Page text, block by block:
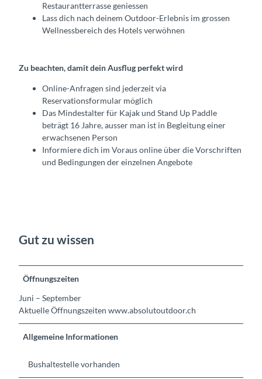
Restaurantterrasse geniessen
Lass dich nach deinem Outdoor-Erlebnis im grossen
Wellnessbereich des Hotels verwöhnen
Zu beachten, damit dein Ausflug perfekt wird
Online-Anfragen sind jederzeit via
Reservationsformular möglich
Das Mindestalter für Kajak und Stand Up Paddle
beträgt 16 Jahre, ausser man ist in Begleitung einer
erwachsenen Person
Informiere dich im Voraus online über die Vorschriften
und Bedingungen der einzelnen Angebote
Gut zu wissen
Öffnungszeiten
Juni – September
Aktuelle Öffnungszeiten www.absolutoutdoor.ch
Allgemeine Informationen
Bushaltestelle vorhanden